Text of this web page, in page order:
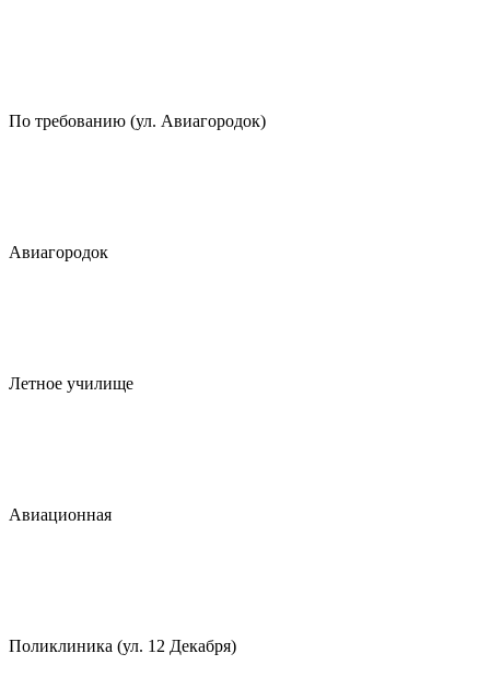
По требованию (ул. Авиагородок)
Авиагородок
Летное училище
Авиационная
Поликлиника (ул. 12 Декабря)